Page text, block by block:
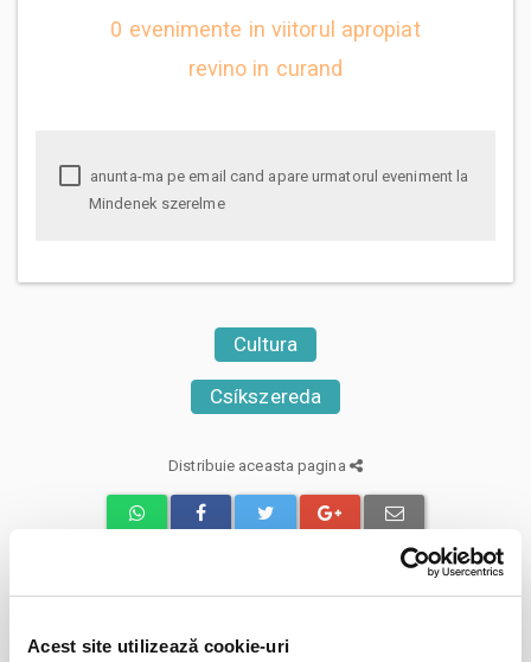
Acest site utilizează cookie-uri
0 evenimente in viitorul apropiat
revino in curand
Mindenek szerelme
Cultura
Csíkszereda
Distribuie aceasta pagina